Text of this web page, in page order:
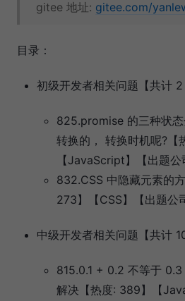
gitee 地址: gitee.com/
目录：
初级开发者相关问题【共计 2
825.promise 的三种状
转换的， 转换时机呢?【
【JavaScript】【出题公
832.CSS 中隐藏元素的
273】【CSS】【出题公
中级开发者相关问题【共计
815.0.1 + 0.2 不等于
解决【热度: 389】【